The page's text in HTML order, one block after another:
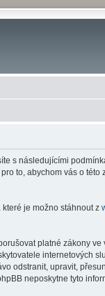
s následujícími
to, abychom vás o
které je možno stáhnout z
platné zákony
internetových
odstranit, upravit,
neposkytne tyto